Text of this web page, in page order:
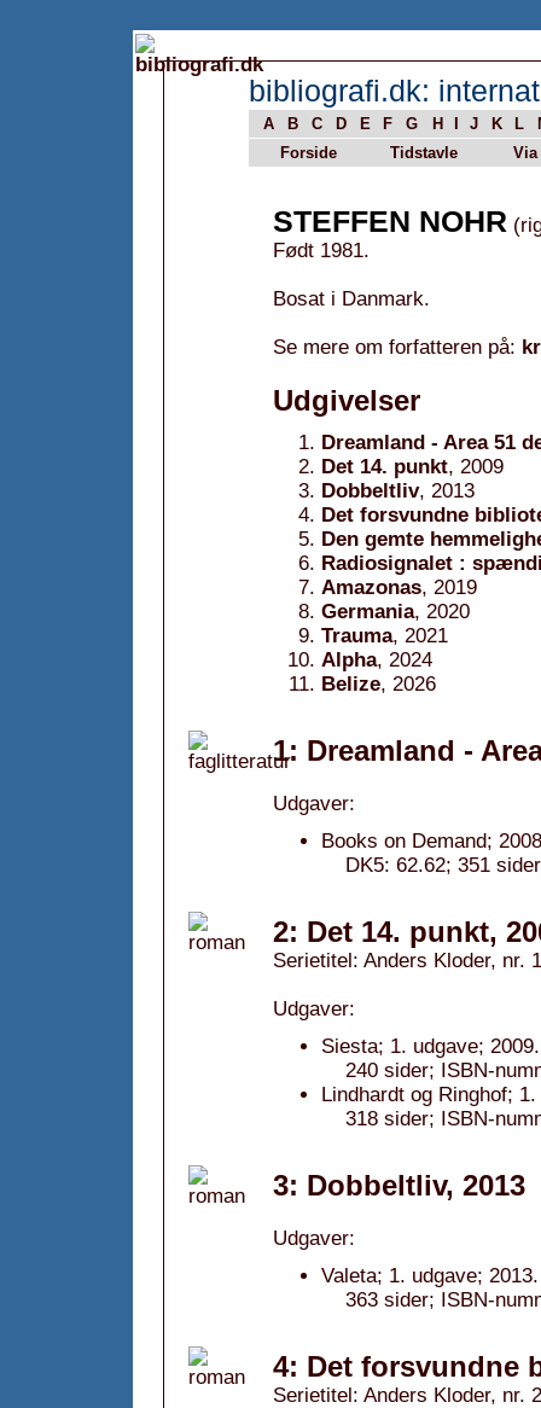
bibliografi.dk:
A B C D E F G H J K L
Forside
Tidstavle Via
STEFFEN NOHR
Født 1981.
Bosat i Danmark.
Se mere om forfatteren på:
Udgivelser
Dreamland - Area 51
Det 14. punkt, 2009
Dobbeltliv, 2013
Det forsvundne
Den gemte
Radiosignalet :
Amazonas, 2019
Germania, 2020
Trauma, 2021
Alpha, 2024
Belize, 2026
1: Dreamland -
Udgaver:
Books on Demand;
DK5: 62.62; 351
2: Det 14. punkt,
Serietitel: Anders Kloder, nr. 1
Udgaver:
Siesta; 1. udgave; 2009.
240 sider; ISBN-
Lindhardt og Ringhof;
318 sider; ISBN-
3: Dobbeltliv, 2013
Udgaver:
Valeta; 1. udgave; 2013.
363 sider; ISBN-
4: Det forsvundne
Serietitel: Anders Kloder, nr. 2